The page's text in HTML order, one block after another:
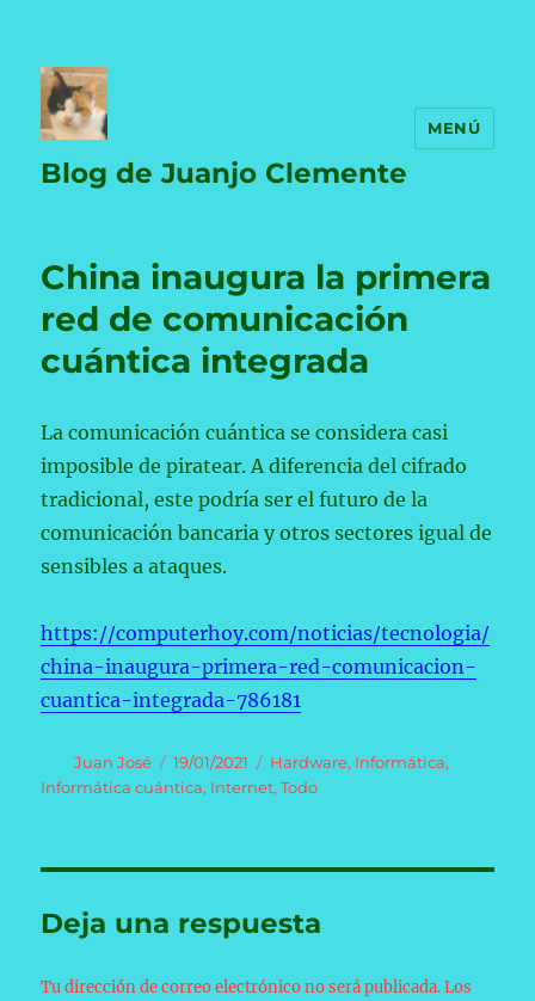
Blog de Juanjo Clemente
MENÚ
China inaugura la primera
red de comunicación
cuántica integrada
La comunicación cuántica se considera casi
imposible de piratear. A diferencia del cifrado
tradicional, este podría ser el futuro de la
comunicación bancaria y otros sectores igual de
sensibles a ataques.
https://computerhoy.com/noticias/tecnologia/
china-inaugura-primera-red-comunicacion-
cuantica-integrada-786181
Autor
Juan José
Publicado
el
19/01/2021 Categorías
Hardware, Informática,
Informática cuántica, Internet,Todo
Deja una respuesta
Tu dirección de correo electrónico no será publicada. Los